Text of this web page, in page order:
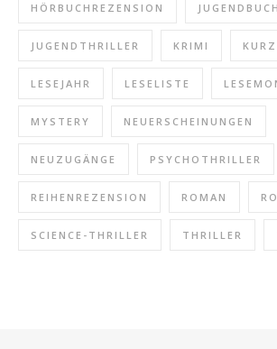
HÖRBUCHREZENSION JUGENDBUCH
JUGENDTHRILLER KRIMI
LESEJAHR LESELISTE
MYSTERY NEUERSCHEINUNGEN
NEUZUGÄNGE PSYCHOTHRILLER
REIHENREZENSION ROMAN
SCIENCE-THRILLER THRILLER